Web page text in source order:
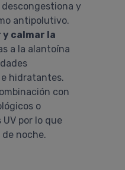
y
antipolutivo.
calmar la
a la alantoína
hidratantes.
con
o
por lo que
noche.